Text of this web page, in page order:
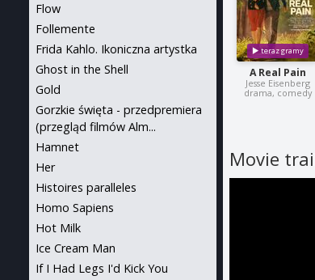
A Real Pain
Jesse Eisenberg
drama, comedy
Movie
Flow
Follemente
Frida Kahlo. Ikoniczna artystka
Ghost in the Shell
Gold
Gorzkie święta - przedpremiera
(przegląd filmów Alm...
Hamnet
Her
Histoires paralleles
Homo Sapiens
Hot Milk
Ice Cream Man
If I Had Legs I'd Kick You